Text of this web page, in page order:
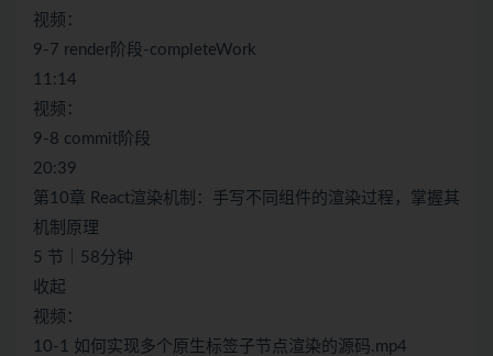
视频：
9-7 render阶段-completeWork
11:14
视频：
9-8 commit阶段
20:39
第10章 React渲染机制：手写不同组件的渲染过程，掌握其
机制原理
5 节｜58分钟
收起
视频：
10-1 如何实现多个原生标签子节点渲染的源码.mp4